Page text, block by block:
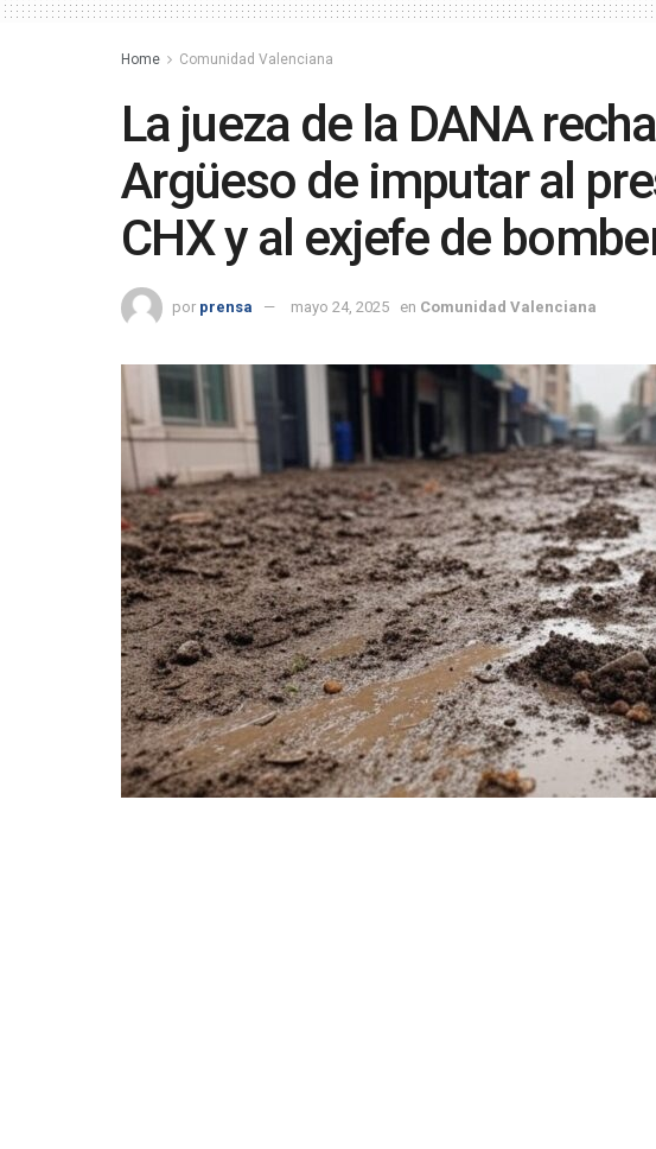
Home Comunidad Valenciana
La jueza de la DANA
Argüeso de imputar al
CHX y al exjefe de
por prensa mayo 24, 2025 en Comunidad Valenciana